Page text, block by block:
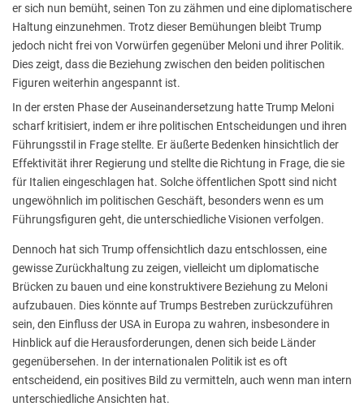
er sich nun bemüht, seinen Ton zu zähmen und eine diplomatischere
Haltung einzunehmen. Trotz dieser Bemühungen bleibt Trump
jedoch nicht frei von Vorwürfen gegenüber Meloni und ihrer Politik.
Dies zeigt, dass die Beziehung zwischen den beiden politischen
Figuren weiterhin angespannt ist.
In der ersten Phase der Auseinandersetzung hatte Trump Meloni
scharf kritisiert, indem er ihre politischen Entscheidungen und ihren
Führungsstil in Frage stellte. Er äußerte Bedenken hinsichtlich der
Effektivität ihrer Regierung und stellte die Richtung in Frage, die sie
für Italien eingeschlagen hat. Solche öffentlichen Spott sind nicht
ungewöhnlich im politischen Geschäft, besonders wenn es um
Führungsfiguren geht, die unterschiedliche Visionen verfolgen.
Dennoch hat sich Trump offensichtlich dazu entschlossen, eine
gewisse Zurückhaltung zu zeigen, vielleicht um diplomatische
Brücken zu bauen und eine konstruktivere Beziehung zu Meloni
aufzubauen. Dies könnte auf Trumps Bestreben zurückzuführen
sein, den Einfluss der USA in Europa zu wahren, insbesondere in
Hinblick auf die Herausforderungen, denen sich beide Länder
gegenübersehen. In der internationalen Politik ist es oft
entscheidend, ein positives Bild zu vermitteln, auch wenn man intern
unterschiedliche Ansichten hat.